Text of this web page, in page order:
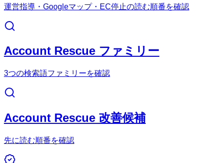
運営指導・Googleマップ・EC停止の読む順番を確認
Account Rescue ファミリー
3つの検索語ファミリーを確認
Account Rescue 改善候補
先に読む順番を確認